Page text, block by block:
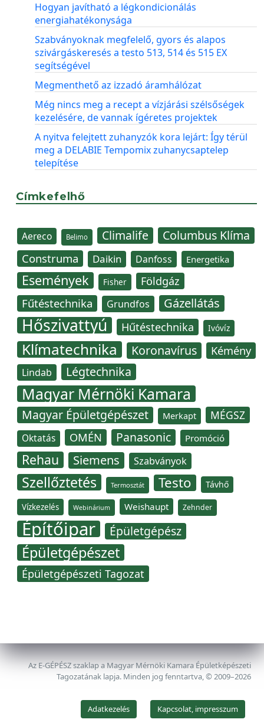
Hogyan javítható a légkondicionálás
energiahatékonysága
Szabványoknak megfelelő, gyors és alapos
szivárgáskeresés a testo 513, 514 és 515 EX
segítségével
Megmenthető az izzadó áramhálózat
Még nincs meg a recept a vízjárási szélsőségek
kezelésére, de vannak ígéretes projektek
A nyitva felejtett zuhanyzók kora lejárt: Így térül
meg a DELABIE Tempomix zuhanycsaptelep
telepítése
Címkefelhő
Aereco Belimo Climalife Columbus Klíma
Construma Daikin Danfoss Energetika
Események Fisher Földgáz
Fűtéstechnika Grundfos Gázellátás
Hőszivattyú Hűtéstechnika Ivóvíz
Klímatechnika Koronavírus Kémény
Lindab Légtechnika
Magyar Mérnöki Kamara
Magyar Épületgépészet Merkapt MÉGSZ
Oktatás OMÉN Panasonic Promóció
Rehau Siemens Szabványok
Szellőztetés Termosztát Testo Távhő
Vízkezelés Webinárium Weishaupt Zehnder
Építőipar Épületgépész
Épületgépészet
Épületgépészeti Tagozat
Az E-GÉPÉSZ szaklap a Magyar Mérnöki Kamara Épületképészeti
Tagozatának lapja. Minden jog fenntartva, © 2009–2026
Adatkezelés Kapcsolat, impresszum